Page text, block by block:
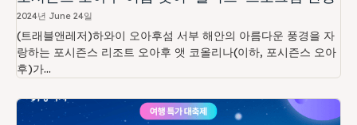
2024년 June 24일
(트래블앤레저)하와이 오아후섬 서부 해안의 아름다운 풍경을 자
랑하는 포시즌스 리조트 오아후 앳 코올리나(이하, 포시즌스 오아
후)가...